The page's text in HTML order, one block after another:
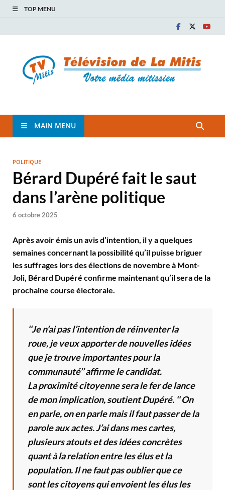
TOP MENU
TVM
MAIN MENU
POLITIQUE
Bérard Dupéré fait le saut
dans l’arène politique
6 octobre 2025
Après avoir émis un avis d’intention, il y a quelques
semaines concernant la possibilité qu’il puisse briguer
les suffrages lors des élections de novembre à Mont-
Joli, Bérard Dupéré confirme maintenant qu’il sera de la
prochaine course électorale.
‘‘Je n’ai pas l’intention de réinventer la
roue, je veux apporter de nouvelles idées
que je trouve importantes pour la
communauté’’ affirme le candidat.
La proximité citoyenne sera le fer de lance
de mon implication, soutient Dupéré. ‘‘ On
en parle, on en parle mais il faut passer de la
parole aux actes. J’ai dans mes cartes,
plusieurs atouts et des idées concrètes
quant à la relation entre les élus et la
population. Il ne faut pas oublier que ce
sont les citoyens qui envoient les élus les